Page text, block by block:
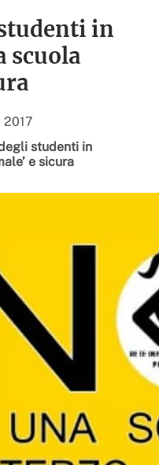
in
scuola
2017
studenti in
e sicura